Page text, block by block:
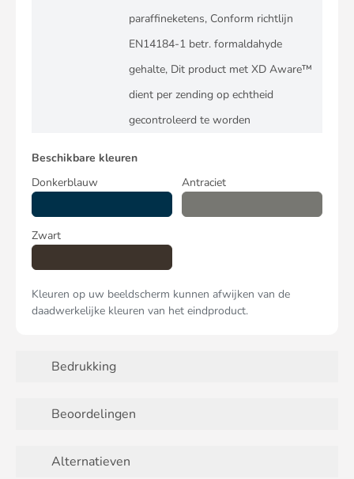
paraffineketens, Conform richtlijn
EN14184-1 betr. formaldahyde
gehalte, Dit product met XD Aware™
dient per zending op echtheid
gecontroleerd te worden
Beschikbare kleuren
Donkerblauw
Antraciet
Zwart
Kleuren op uw beeldscherm kunnen afwijken van de
daadwerkelijke kleuren van het eindproduct.
Bedrukking
Beoordelingen
Alternatieven